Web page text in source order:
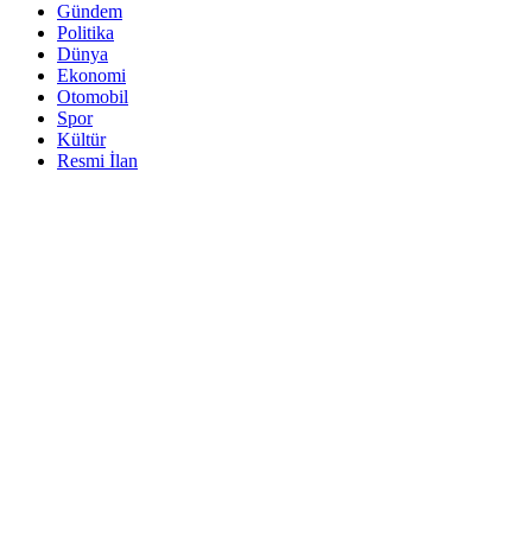
Gündem
Politika
Dünya
Ekonomi
Otomobil
Spor
Kültür
Resmi İlan